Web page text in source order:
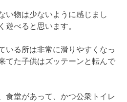
い物は少ないように感じまし
遊べると思います。
いる所は非常に滑りやすくなっ
てた子供はズッテーンと転んで
食堂があって、かつ公衆トイレ